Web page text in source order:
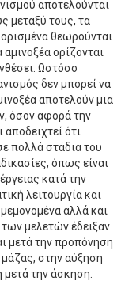
αποτελούνται
μεταξύ τους, τα
ορισμένα θεωρούνται
ορίζονται
Ωστόσο
δεν μπορεί να
αποτελούν μια
όσον αφορά την
ότι
πολλά στάδια του
όπως είναι
κατά την
λειτουργία και
αλλά και
μελετών έδειξαν
μετά την προπόνηση
στην αύξηση
την άσκηση.